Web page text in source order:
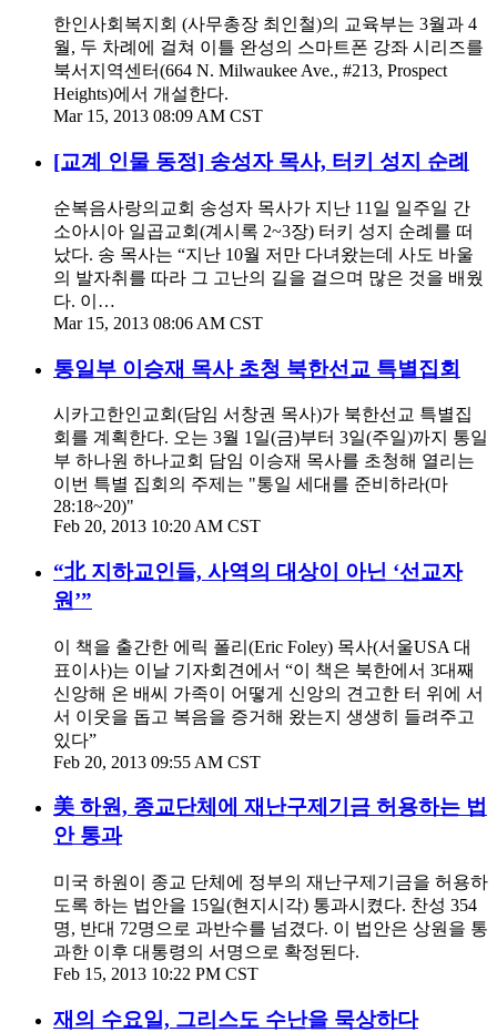
한인사회복지회 (사무총장 최인철)의 교육부는 3월과 4
월, 두 차례에 걸쳐 이틀 완성의 스마트폰 강좌 시리즈를
북서지역센터(664 N. Milwaukee Ave., #213, Prospect
Heights)에서 개설한다.
Mar 15, 2013 08:09 AM CST
[교계 인물 동정] 송성자 목사, 터키 성지 순례
순복음사랑의교회 송성자 목사가 지난 11일 일주일 간
소아시아 일곱교회(계시록 2~3장) 터키 성지 순례를 떠
났다. 송 목사는 “지난 10월 저만 다녀왔는데 사도 바울
의 발자취를 따라 그 고난의 길을 걸으며 많은 것을 배웠
다. 이…
Mar 15, 2013 08:06 AM CST
통일부 이승재 목사 초청 북한선교 특별집회
시카고한인교회(담임 서창권 목사)가 북한선교 특별집
회를 계획한다. 오는 3월 1일(금)부터 3일(주일)까지 통일
부 하나원 하나교회 담임 이승재 목사를 초청해 열리는
이번 특별 집회의 주제는 "통일 세대를 준비하라(마
28:18~20)"
Feb 20, 2013 10:20 AM CST
“北 지하교인들, 사역의 대상이 아닌 ‘선교자
원’”
이 책을 출간한 에릭 폴리(Eric Foley) 목사(서울USA 대
표이사)는 이날 기자회견에서 “이 책은 북한에서 3대째
신앙해 온 배씨 가족이 어떻게 신앙의 견고한 터 위에 서
서 이웃을 돕고 복음을 증거해 왔는지 생생히 들려주고
있다”
Feb 20, 2013 09:55 AM CST
美 하원, 종교단체에 재난구제기금 허용하는 법
안 통과
미국 하원이 종교 단체에 정부의 재난구제기금을 허용하
도록 하는 법안을 15일(현지시각) 통과시켰다. 찬성 354
명, 반대 72명으로 과반수를 넘겼다. 이 법안은 상원을 통
과한 이후 대통령의 서명으로 확정된다.
Feb 15, 2013 10:22 PM CST
재의 수요일, 그리스도 수난을 묵상하다